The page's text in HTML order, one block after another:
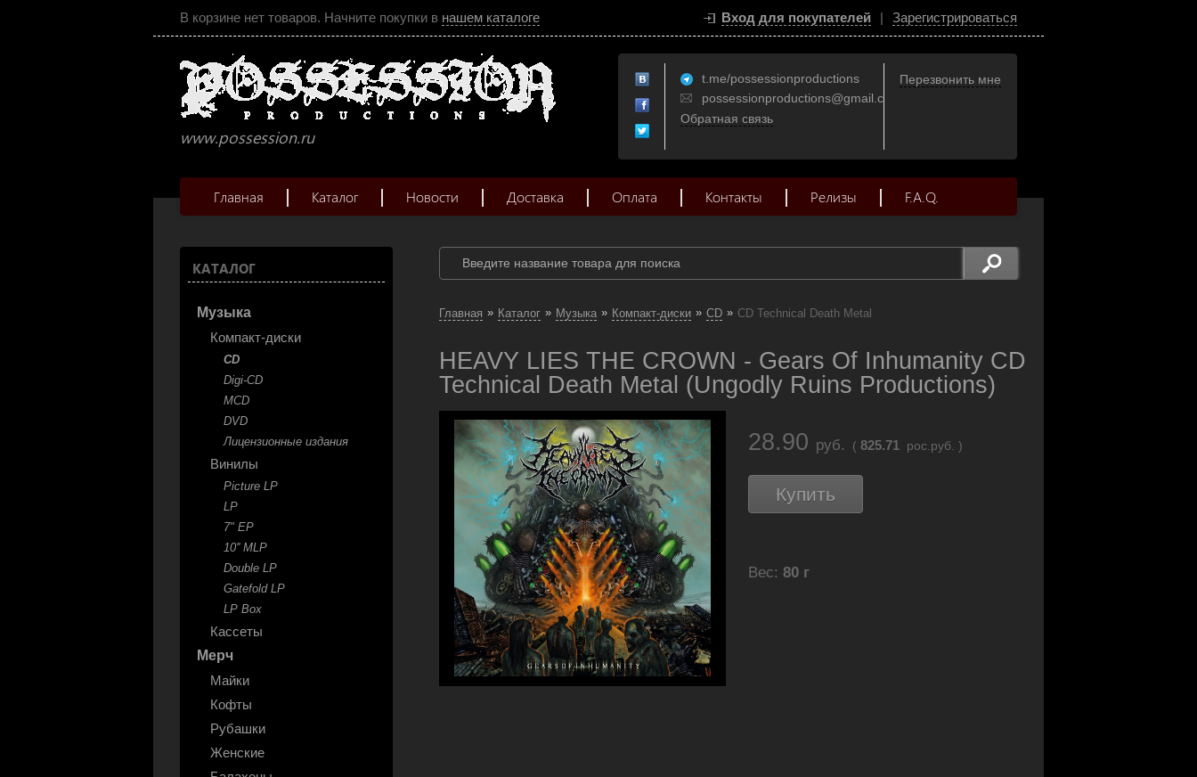
В корзине нет товаров. Начните покупки в нашем каталоге Вход для покупателей | Зарегистрироваться
www.possession.ru
t.me/possessionproductions
possessionproductions@gmail.com
Обратная связь
Перезвонить мне
Главная Каталог Новости Доставка Оплата Контакты Релизы F.A.Q.
КАТАЛОГ
Музыка
Компакт-диски
CD
Digi-CD
MCD
DVD
Лицензионные издания
Винилы
Picture LP
LP
7" EP
10'' MLP
Double LP
Gatefold LP
LP Box
Кассеты
Мерч
Майки
Кофты
Рубашки
Женские
Главная » Каталог » Музыка » Компакт-диски » CD » CD Technical Death Metal
HEAVY LIES THE CROWN - Gears Of Inhumanity CD
Technical Death Metal (Ungodly Ruins Productions)
28.90 руб. ( 825.71 рос.руб. )
Купить
Вес: 80 г